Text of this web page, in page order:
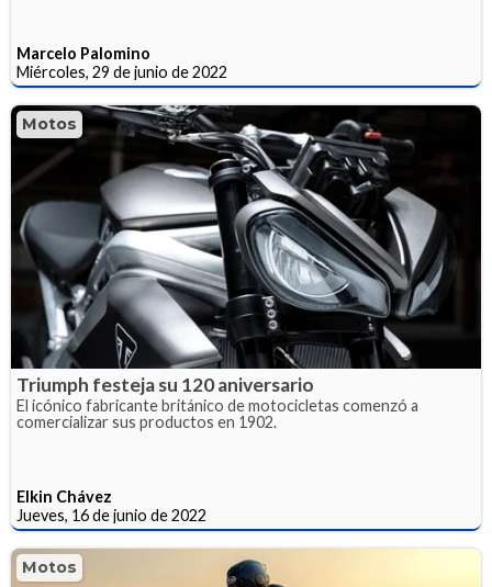
Marcelo Palomino
Miércoles, 29 de junio de 2022
Motos
Triumph festeja su 120 aniversario
El icónico fabricante británico de motocicletas comenzó a
comercializar sus productos en 1902.
Elkin Chávez
Jueves, 16 de junio de 2022
Motos